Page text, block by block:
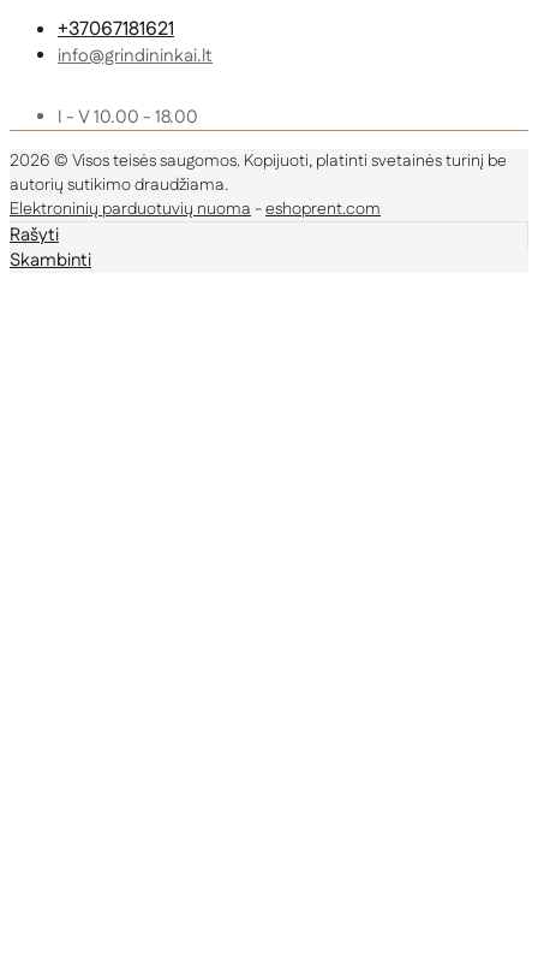
+37067181621
info@grindininkai.lt
I - V 10.00 - 18.00
2026 © Visos teisės saugomos. Kopijuoti, platinti svetainės turinį be
autorių sutikimo draudžiama.
Elektroninių parduotuvių nuoma-eshoprent.com
Rašyti
Skambinti